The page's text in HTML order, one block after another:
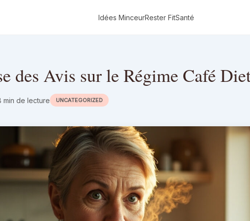
Idées MinceurRester FitSanté
des Avis sur le Régime Café
min de lecture UNCATEGORIZED